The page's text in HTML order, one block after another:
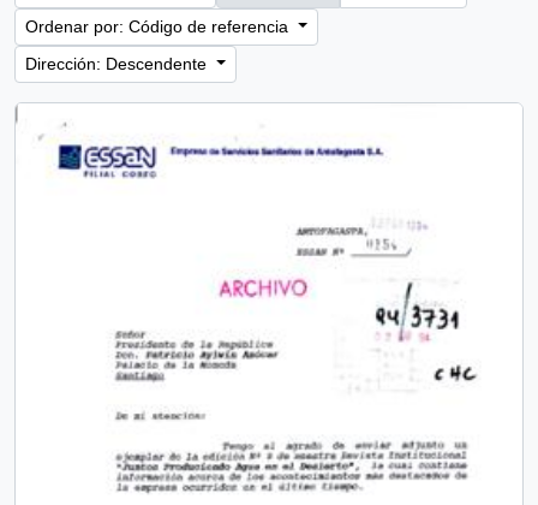
Ordenar por: Código de referencia
Dirección: Descendente